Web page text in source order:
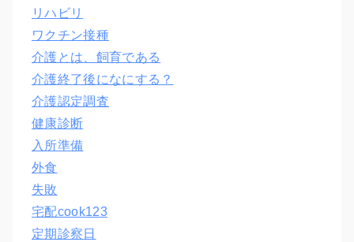
リハビリ
ワクチン接種
介護とは、飼育である
介護終了後になにする？
介護認定調査
健康診断
入所準備
外食
失敗
宅配cook123
定期診察日